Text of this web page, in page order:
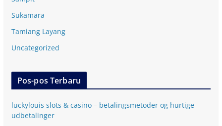
Sukamara
Tamiang Layang
Uncategorized
Pos-pos Terbaru
luckylouis slots & casino – betalingsmetoder og hurtige
udbetalinger